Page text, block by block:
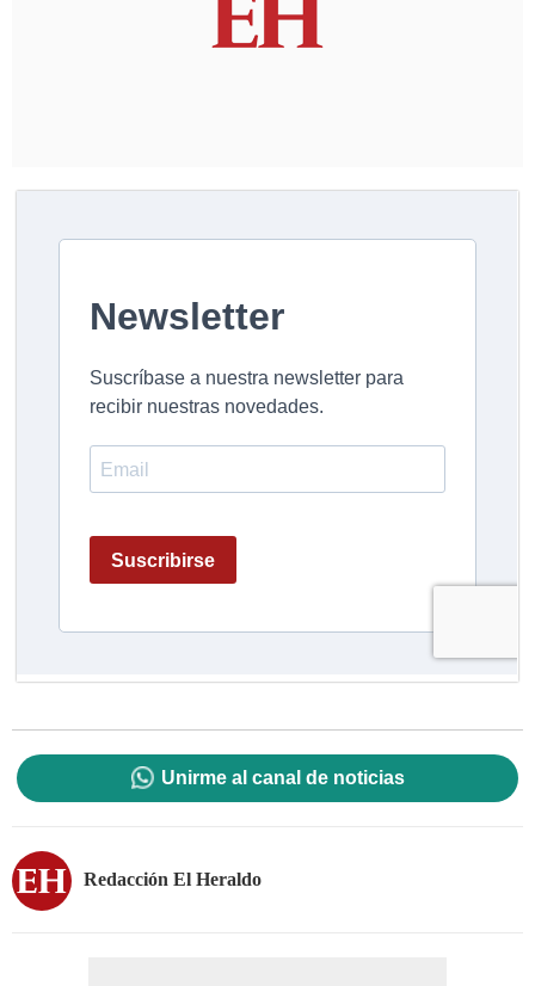
Unirme al canal de noticias
Redacción El Heraldo